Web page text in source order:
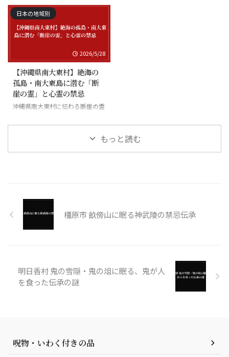
日本の地域別
2026/5/28
【沖縄県南大東村】絶海の
孤島・南大東島に潜む「断
崖の霊」と心霊の禁忌
沖縄県南大東村に伝わる断崖の霊
もっと読む
橿原市 畝傍山に眠る神武陵の禁忌伝承
明日香村 鬼の雪隠・鬼の俎に眠る、鬼が人
を食った伝承の謎
呪物・いわく付きの品